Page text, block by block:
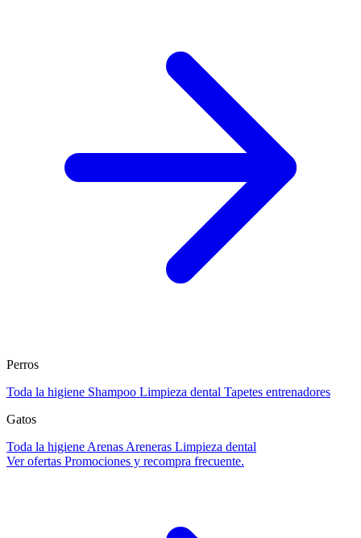
Perros
Toda la higiene Shampoo Limpieza dental Tapetes entrenadores
Gatos
Toda la higiene Arenas Areneras Limpieza dental
Ver ofertas Promociones y recompra frecuente.